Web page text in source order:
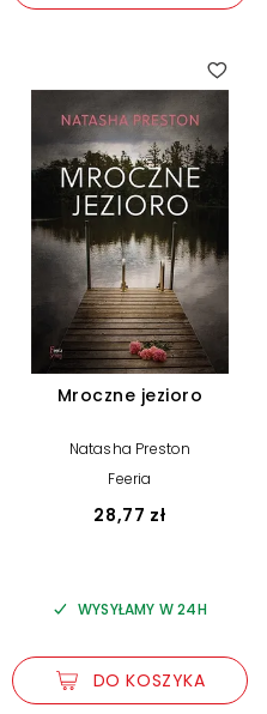
Mroczne jezioro
Natasha Preston
Feeria
28,77 zł
WYSYŁAMY W 24H
DO KOSZYKA